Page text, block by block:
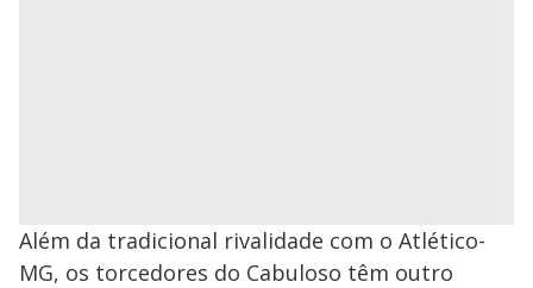
Além da tradicional rivalidade com o Atlético-
MG, os torcedores do Cabuloso têm outro